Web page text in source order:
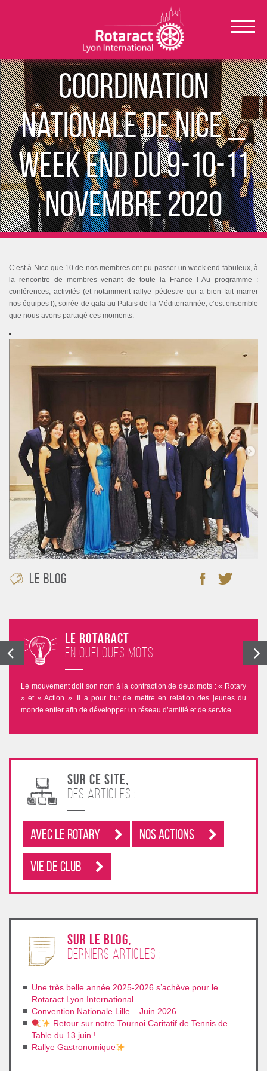
Coordination
Nationale de Nice _
WEEK END DU 9-10-11
Novembre 2020
C’est à Nice que 10 de nos membres ont pu passer un week end fabuleux, à
la rencontre de membres venant de toute la France ! Au programme :
conférences, activités (et notamment rallye pédestre qui a bien fait marrer
nos équipes !), soirée de gala au Palais de la Méditerrannée, c’est ensemble
que nous avons partagé ces moments.
Le blog
Le Rotaract
en quelques mots
Le mouvement doit son nom à la contraction de deux mots : « Rotary
» et « Action ». Il a pour but de mettre en relation des jeunes du
monde entier afin de développer un réseau d’amitié et de service.
Sur ce site,
des articles :
Avec le rotary Nos Actions
Vie de club
sur le blog,
derniers articles :
Une très belle année 2025-2026 s’achève pour le
Rotaract Lyon International
Convention Nationale Lille – Juin 2026
Retour sur notre Tournoi Caritatif de Tennis de
Table du 13 juin !
Rallye Gastronomique